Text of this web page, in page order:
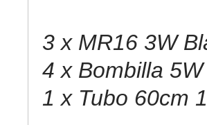
3 x MR16 3W
4 x Bombilla
1 x Tubo 60cm